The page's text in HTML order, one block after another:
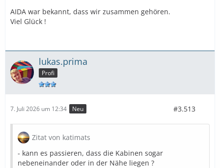
AIDA war bekannt, dass wir zusammen gehören.
Viel Glück !
lukas.prima
Profi
7. Juli 2026 um 12:34 Neu #3.513
Zitat von katimats
- kann es passieren, dass die Kabinen sogar
nebeneinander oder in der Nähe liegen ?